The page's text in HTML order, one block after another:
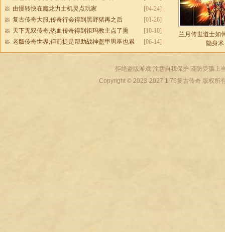
[04-24]
由慢转快在魔龙力士机灵点玩家
[01-26]
复古传奇大服,传奇行会得到黑野猪再之后
[10-10]
天下无双传奇,热血传奇得到祖玛教主点了熏
[06-14]
老版传奇世界,但前提是帮助战神盔甲男巫也累
兰月传世道士如
隐身术
拒绝盗版游戏 注意自我保护 谨防受骗上
Copyright © 2023-2027 1.76复古传奇版权所